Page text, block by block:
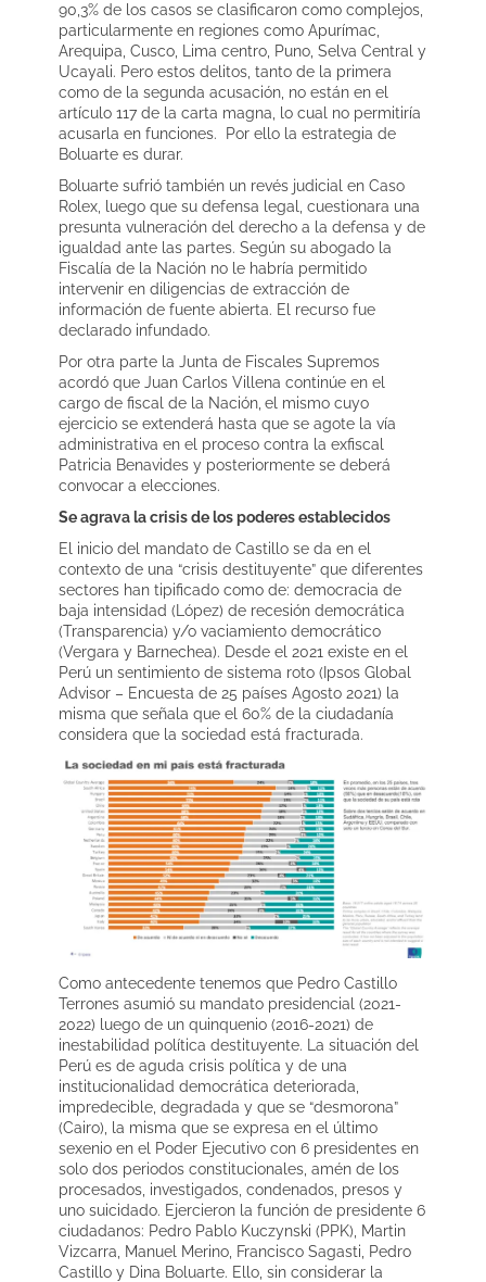
90,3% de los casos se clasificaron como complejos,
particularmente en regiones como Apurímac,
Arequipa, Cusco, Lima centro, Puno, Selva Central y
Ucayali. Pero estos delitos, tanto de la primera
como de la segunda acusación, no están en el
artículo 117 de la carta magna, lo cual no permitiría
acusarla en funciones. Por ello la estrategia de
Boluarte es durar.
Boluarte sufrió también un revés judicial en Caso
Rolex, luego que su defensa legal, cuestionara una
presunta vulneración del derecho a la defensa y de
igualdad ante las partes. Según su abogado la
Fiscalía de la Nación no le habría permitido
intervenir en diligencias de extracción de
información de fuente abierta. El recurso fue
declarado infundado.
Por otra parte la Junta de Fiscales Supremos
acordó que Juan Carlos Villena continúe en el
cargo de fiscal de la Nación, el mismo cuyo
ejercicio se extenderá hasta que se agote la vía
administrativa en el proceso contra la exfiscal
Patricia Benavides y posteriormente se deberá
convocar a elecciones.
Se agrava la crisis de los poderes establecidos
El inicio del mandato de Castillo se da en el
contexto de una “crisis destituyente” que diferentes
sectores han tipificado como de: democracia de
baja intensidad (López) de recesión democrática
(Transparencia) y/o vaciamiento democrático
(Vergara y Barnechea). Desde el 2021 existe en el
Perú un sentimiento de sistema roto (Ipsos Global
Advisor – Encuesta de 25 países Agosto 2021) la
misma que señala que el 60% de la ciudadanía
considera que la sociedad está fracturada.
Como antecedente tenemos que Pedro Castillo
Terrones asumió su mandato presidencial (2021-
2022) luego de un quinquenio (2016-2021) de
inestabilidad política destituyente. La situación del
Perú es de aguda crisis política y de una
institucionalidad democrática deteriorada,
impredecible, degradada y que se “desmorona”
(Cairo), la misma que se expresa en el último
sexenio en el Poder Ejecutivo con 6 presidentes en
solo dos periodos constitucionales, amén de los
procesados, investigados, condenados, presos y
uno suicidado. Ejercieron la función de presidente 6
ciudadanos: Pedro Pablo Kuczynski (PPK), Martin
Vizcarra, Manuel Merino, Francisco Sagasti, Pedro
Castillo y Dina Boluarte. Ello, sin considerar la